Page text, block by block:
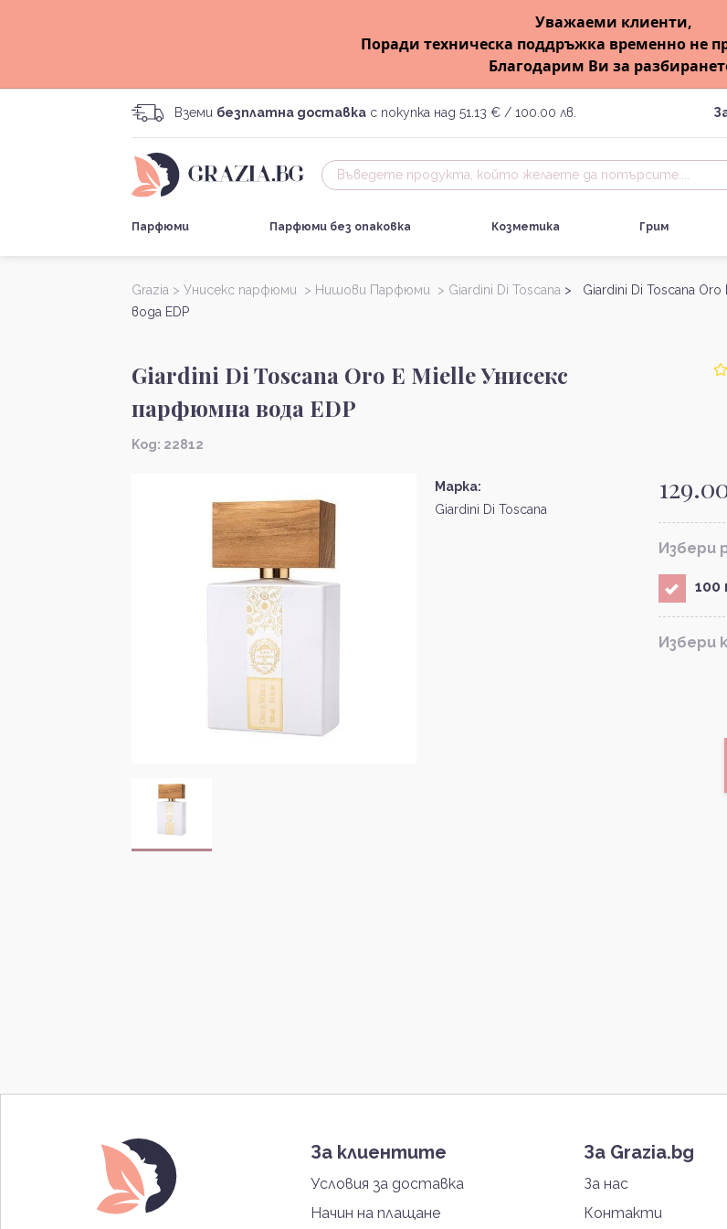
Уважаеми клиенти,
Поради техническа поддръжка временно не
Благодарим Ви за
Вземи безплатна доставка с покупка над 51.13 € / 100.00 лв.
Парфюми Парфюми без опаковка Козметика Грим
Grazia > Унисекс парфюми > Нишови Парфюми > Giardini Di Toscana > Giardini Di Toscana
вода EDP
Giardini Di Toscana Oro E Mielle Унисекс
парфюмна вода EDP
Kод: 22812
Марка:
Giardini Di Toscana
Избери
100
Избери
За клиентите
Условия за доставка
Начин на плащане
За Grazia.bg
За нас
Контакти